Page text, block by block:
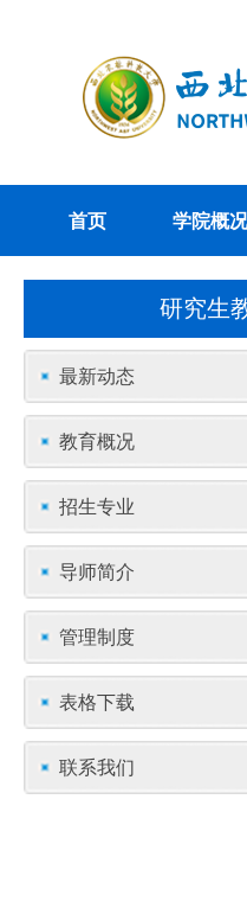
首页 学院概况
研究生
最新动态
教育概况
招生专业
导师简介
管理制度
表格下载
联系我们